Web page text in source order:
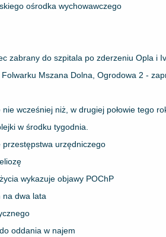
ośrodka wychowawczego
zabrany do szpitala po zderzeniu Opla i
Mszana Dolna, Ogrodowa 2 -
wcześniej niż, w drugiej połowie tego
w środku tygodnia.
przestępstwa urzędniczego
wykazuje objawy POChP
na dwa lata
oddania w najem